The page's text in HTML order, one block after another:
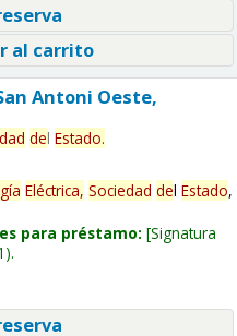
al carrito
Antoni Oeste,
del Estado.
Eléctrica, Sociedad del Estado,
para préstamo: Signatura